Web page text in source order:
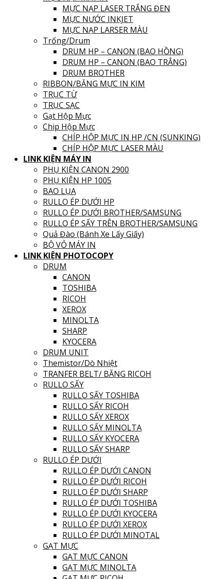
MỰC NẠP LASER TRẮNG ĐEN
MỰC NƯỚC INKJET
MỰC NẠP LARSER MÀU
Trống/Drum
DRUM HP – CANON (BAO HỒNG)
DRUM HP – CANON (BAO TRẮNG)
DRUM BROTHER
RIBBON/BĂNG MỰC IN KIM
TRỤC TỪ
TRỤC SẠC
Gạt Hộp Mực
Chip Hộp Mực
CHÍP HỘP MỰC IN HP /CN (SUNKING)
CHÍP HỘP MỰC LASER MÀU
LINK KIỆN MÁY IN
PHỤ KIỆN CANON 2900
PHỤ KIỆN HP 1005
BAO LỤA
RULLO ÉP DƯỚI HP
RULLO ÉP DƯỚI BROTHER/SAMSUNG
RULLO ÉP SẤY TRÊN BROTHER/SAMSUNG
Quả Đào (Bánh Xe Lấy Giấy)
BỘ VỎ MÁY IN
LINK KIỆN PHOTOCOPY
DRUM
CANON
TOSHIBA
RICOH
XEROX
MINOLTA
SHARP
KYOCERA
DRUM UNIT
Themistor/Dò Nhiệt
TRANFER BELT/ BĂNG RICOH
RULLO SẤY
RULLO SẤY TOSHIBA
RULLO SẤY RICOH
RULLO SẤY XEROX
RULLO SẤY MINOLTA
RULLO SẤY KYOCERA
RULLO SẤY SHARP
RULLO ÉP DƯỚI
RULLO ÉP DƯỚI CANON
RULLO ÉP DƯỚI RICOH
RULLO ÉP DƯỚI SHARP
RULLO ÉP DƯỚI TOSHIBA
RULLO ÉP DƯỚI KYOCERA
RULLO ÉP DƯỚI XEROX
RULLO ÉP DƯỚI MINOTAL
GẠT MỰC
GẠT MỰC CANON
GẠT MỰC MINOLTA